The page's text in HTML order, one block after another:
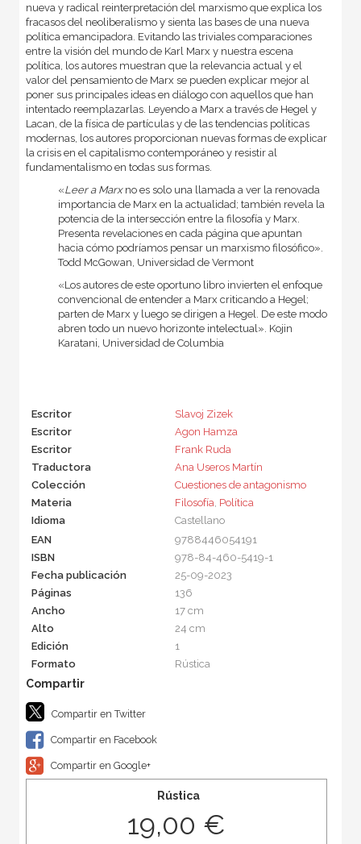
nueva y radical reinterpretación del marxismo que explica los
fracasos del neoliberalismo y sienta las bases de una nueva
política emancipadora. Evitando las triviales comparaciones
entre la visión del mundo de Karl Marx y nuestra escena
política, los autores muestran que la relevancia actual y el
valor del pensamiento de Marx se pueden explicar mejor al
poner sus principales ideas en diálogo con aquellos que han
intentado reemplazarlas. Leyendo a Marx a través de Hegel y
Lacan, de la física de partículas y de las tendencias políticas
modernas, los autores proporcionan nuevas formas de explicar
la crisis en el capitalismo contemporáneo y resistir al
fundamentalismo en todas sus formas.
«Leer a Marx no es solo una llamada a ver la renovada
importancia de Marx en la actualidad; también revela la
potencia de la intersección entre la filosofía y Marx.
Presenta revelaciones en cada página que apuntan
hacia cómo podríamos pensar un marxismo filosófico».
Todd McGowan, Universidad de Vermont
«Los autores de este oportuno libro invierten el enfoque
convencional de entender a Marx criticando a Hegel;
parten de Marx y luego se dirigen a Hegel. De este modo
abren todo un nuevo horizonte intelectual». Kojin
Karatani, Universidad de Columbia
Escritor
Slavoj Zizek
Escritor
Agon Hamza
Escritor
Frank Ruda
Traductora
Ana Useros Martín
Colección
Cuestiones de antagonismo
Materia
Filosofía Política
Idioma
Castellano
EAN
9788446054191
ISBN
978-84-460-5419-1
Fecha publicación
25-09-2023
Páginas
136
Ancho
17 cm
Alto
24 cm
Edición
1
Formato
Rústica
Compartir en Twitter
Compartir en Facebook
Compartir en Google+
Rústica
19,00 €